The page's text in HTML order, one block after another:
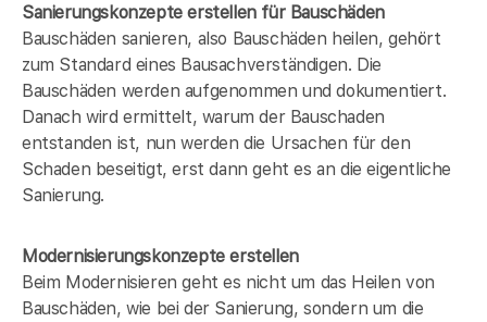
Sanierungskonzepte erstellen für Bauschäden
Bauschäden sanieren, also Bauschäden heilen, gehört
zum Standard eines Bausachverständigen. Die
Bauschäden werden aufgenommen und dokumentiert.
Danach wird ermittelt, warum der Bauschaden
entstanden ist, nun werden die Ursachen für den
Schaden beseitigt, erst dann geht es an die eigentliche
Sanierung.
Modernisierungskonzepte erstellen
Beim Modernisieren geht es nicht um das Heilen von
Bauschäden, wie bei der Sanierung, sondern um die